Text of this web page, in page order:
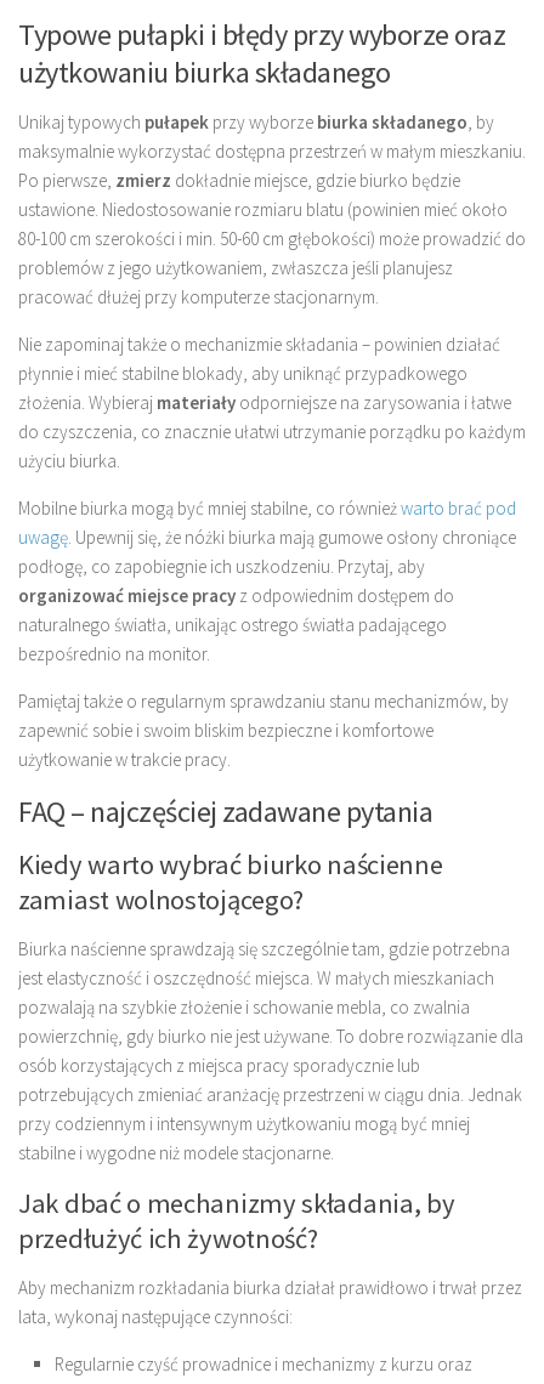
Typowe pułapki i błędy przy wyborze oraz
użytkowaniu biurka składanego
Unikaj typowych pułapek przy wyborze biurka składanego , by
maksymalnie wykorzystać dostępna przestrzeń w małym mieszkaniu.
Po pierwsze, zmierz dokładnie miejsce, gdzie biurko będzie
ustawione. Niedostosowanie rozmiaru blatu (powinien mieć około
80-100 cm szerokości i min. 50-60 cm głębokości) może prowadzić do
problemów z jego użytkowaniem, zwłaszcza jeśli planujesz
pracować dłużej przy komputerze stacjonarnym.
Nie zapominaj także o mechanizmie składania – powinien działać
płynnie i mieć stabilne blokady, aby uniknąć przypadkowego
złożenia. Wybieraj materiały odporniejsze na zarysowania i łatwe
do czyszczenia, co znacznie ułatwi utrzymanie porządku po każdym
użyciu biurka.
Mobilne biurka mogą być mniej stabilne, co równieżwarto brać pod
uwagę . Upewnij się, że nóżki biurka mają gumowe osłony chroniące
podłogę, co zapobiegnie ich uszkodzeniu. Przytaj, aby
organizować miejsce pracy z odpowiednim dostępem do
naturalnego światła, unikając ostrego światła padającego
bezpośrednio na monitor.
Pamiętaj także o regularnym sprawdzaniu stanu mechanizmów, by
zapewnić sobie i swoim bliskim bezpieczne i komfortowe
użytkowanie w trakcie pracy.
FAQ – najczęściej zadawane pytania
Kiedy warto wybrać biurko naścienne
zamiast wolnostojącego?
Biurka naścienne sprawdzają się szczególnie tam, gdzie potrzebna
jest elastyczność i oszczędność miejsca. W małych mieszkaniach
pozwalają na szybkie złożenie i schowanie mebla, co zwalnia
powierzchnię, gdy biurko nie jest używane. To dobre rozwiązanie dla
osób korzystających z miejsca pracy sporadycznie lub
potrzebujących zmieniać aranżację przestrzeni w ciągu dnia. Jednak
przy codziennym i intensywnym użytkowaniu mogą być mniej
stabilne i wygodne niż modele stacjonarne.
Jak dbać o mechanizmy składania, by
przedłużyć ich żywotność?
Aby mechanizm rozkładania biurka działał prawidłowo i trwał przez
lata, wykonaj następujące czynności:
Regularnie czyść prowadnice i mechanizmy z kurzu oraz